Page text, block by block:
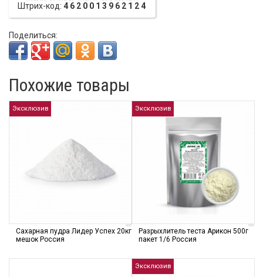
Штрих-код: 4620013962124
Поделиться:
Похожие товары
Эксклюзив
Сахарная пудра Лидер Успех 20кг
мешок Россия
Эксклюзив
Разрыхлитель теста Арикон 500г
пакет 1/6 Россия
Эксклюзив